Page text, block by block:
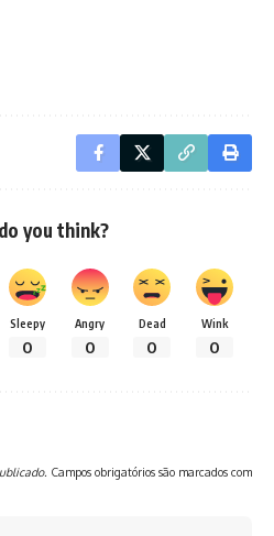
you think?
Sleepy
0
Angry
0
Dead
0
Wink
0
Campos obrigatórios são marcados com